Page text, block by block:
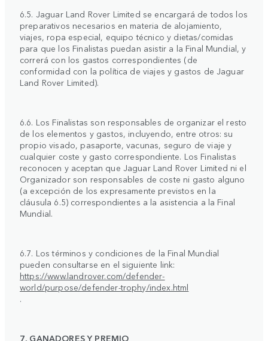
6.5. Jaguar Land Rover Limited se encargará de todos los
preparativos necesarios en materia de alojamiento,
viajes, ropa especial, equipo técnico y dietas/comidas
para que los Finalistas puedan asistir a la Final Mundial, y
correrá con los gastos correspondientes (de
conformidad con la política de viajes y gastos de Jaguar
Land Rover Limited).
6.6. Los Finalistas son responsables de organizar el resto
de los elementos y gastos, incluyendo, entre otros: su
propio visado, pasaporte, vacunas, seguro de viaje y
cualquier coste y gasto correspondiente. Los Finalistas
reconocen y aceptan que Jaguar Land Rover Limited ni el
Organizador son responsables de coste ni gasto alguno
(a excepción de los expresamente previstos en la
cláusula 6.5) correspondientes a la asistencia a la Final
Mundial.
6.7. Los términos y condiciones de la Final Mundial
pueden consultarse en el siguiente link:
https://www.landrover.com/defender-
world/purpose/defender-trophy/index.html
.
7. GANADORES Y PREMIO